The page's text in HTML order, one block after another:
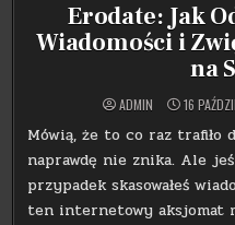
Erodate: Jak
Wiadomości i
na
ADMIN 16
Mówią, że to co raz
naprawdę nie znika. Ale
przypadek skasowałeś
ten internetowy aksjomat